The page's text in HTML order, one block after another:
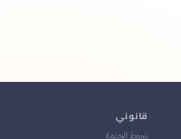
قانوني
شروط الخدمة